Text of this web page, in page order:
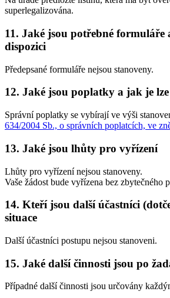
superlegalizována.
11. Jaké jsou potřebné formuláře
dispozici
Předepsané formuláře nejsou stanoveny.
12. Jaké jsou poplatky a jak je
Správní poplatky se vybírají ve výši
634/2004 Sb., o správních poplatcích, ve
13. Jaké jsou lhůty pro vyřízení
Lhůty pro vyřízení nejsou stanoveny.
Vaše žádost bude vyřízena bez zbytečného
14. Kteří jsou další účastníci
situace
Další účastníci postupu nejsou stanoveni.
15. Jaké další činnosti jsou po
Případné další činnosti jsou určovány